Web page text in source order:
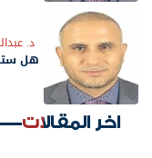
د.
هل
اخر المقالات